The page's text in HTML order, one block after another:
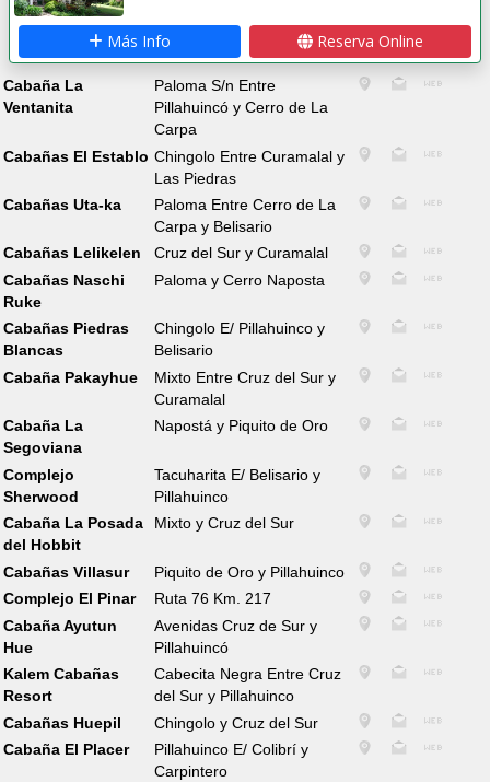
Más Info Reserva Online
Cabaña La
Ventanita
Paloma S/n Entre
Pillahuincó y Cerro de La
Carpa
Cabañas El Establo Chingolo Entre Curamalal y
Las Piedras
Cabañas Uta-ka
Paloma Entre Cerro de La
Carpa y Belisario
Cabañas Lelikelen
Cruz del Sur y Curamalal
Cabañas Naschi
Ruke
Paloma y Cerro Naposta
Cabañas Piedras
Blancas
Chingolo E/ Pillahuinco y
Belisario
Cabaña Pakayhue
Mixto Entre Cruz del Sur y
Curamalal
Cabaña La
Segoviana
Napostá y Piquito de Oro
Complejo
Sherwood
Tacuharita E/ Belisario y
Pillahuinco
Cabaña La Posada
del Hobbit
Mixto y Cruz del Sur
Cabañas Villasur
Piquito de Oro y Pillahuinco
Complejo El Pinar
Ruta 76 Km. 217
Cabaña Ayutun
Hue
Avenidas Cruz de Sur y
Pillahuincó
Kalem Cabañas
Resort
Cabecita Negra Entre Cruz
del Sur y Pillahuinco
Cabañas Huepil
Chingolo y Cruz del Sur
Cabaña El Placer
Pillahuinco E/ Colibrí y
Carpintero